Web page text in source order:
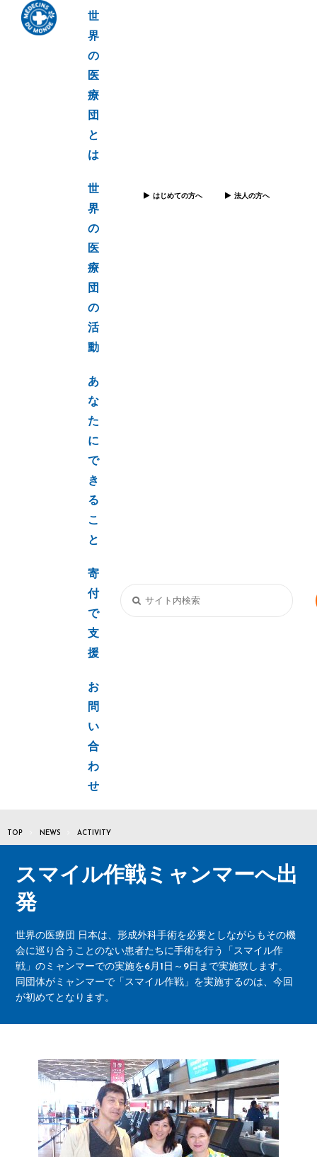
世
界
の
医
療
団
と
は
世
界
の
医
療
団
の
活
動
あ
な
た
に
で
き
る
こ
と
寄
付
で
支
援
お
問
い
合
わ
せ
はじめての方へ 法人の方へ
TOP NEWS ACTIVITY
スマイル作戦ミャンマーへ出
発
世界の医療団 日本は、形成外科手術を必要としながらもその機
会に巡り合うことのない患者たちに手術を行う「スマイル作
戦」のミャンマーでの実施を6月1日～9日まで実施致します。
同団体がミャンマーで「スマイル作戦」を実施するのは、今回
が初めてとなります。